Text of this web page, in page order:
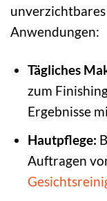
Anwendungen:
Tägliches
zum
Ergebnisse
Hautpflege:
Auftragen